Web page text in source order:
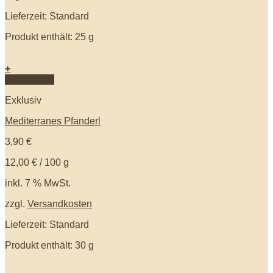
Lieferzeit: Standard
Produkt enthält: 25 g
+
Exklusiv
Mediterranes Pfanderl
3,90 €
12,00 € / 100 g
inkl. 7 % MwSt.
zzgl. Versandkosten
Lieferzeit: Standard
Produkt enthält: 30 g